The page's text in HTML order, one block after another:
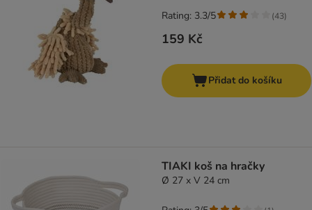
159 Kč
Rating: 3.3/5 (43)
Přidat do košíku
TIAKI koš na hračky
Ø 27 x V 24 cm